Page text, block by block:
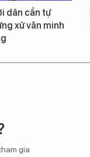
dân cần tự
xử văn minh
gia